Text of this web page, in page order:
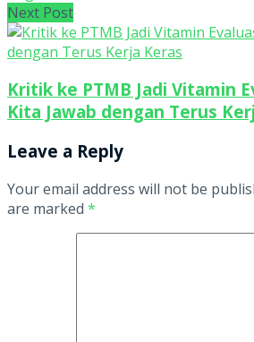
Next Post
Kritik ke PTMB Jadi Vitamin
Kita Jawab dengan Terus
Leave a Reply
Your email address will not be
are marked *